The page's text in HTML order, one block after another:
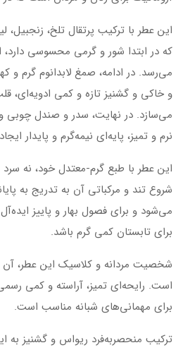
این عطر با ترکیب پرتقال تلخ،
که در ابتدا شور و گرمی محسوسی دارد،
می‌رسد. در ادامه، صمغ لابدانوم گرم و
و خاکی و گشنیز تازه و کمی ادویه‌ای،
می‌سازد. در نهایت، سدر و صندل چوبی
نرم و تمیز، پایه‌ای نیمه‌گرم و پایدار
این عطر با طبع گرم-معتدل خود، نه
شروع تند و مرکباتی آن به تدریج به
می‌شود و برای فصول بهار و پاییز
برای تابستان کمی گرم باشد.
شخصیت مردانه و کلاسیک این عطر، آن
است. رایحه‌ای تمیز، آراسته و کمی
برای مهمانی‌های شبانه مناسب است.
ترکیب منحصربه‌فرد ریواس و گشنیز به